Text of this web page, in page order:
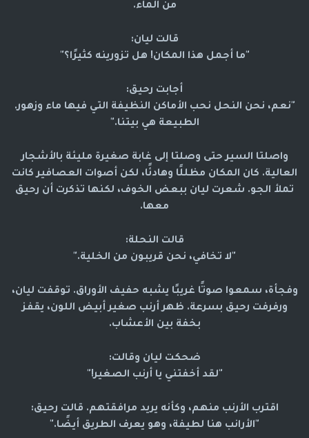
من الماء.
قالت ليان:
"ما أجمل هذا المكان! هل تزورينه كثيرًا؟"
أجابت رحيق:
"نعم، نحن النحل نحب الأماكن النظيفة التي فيها ماء وزهور.
الطبيعة هي بيتنا."
واصلتا السير حتى وصلتا إلى غابة صغيرة مليئة بالأشجار
العالية. كان المكان مظللًا وهادئًا، لكن أصوات العصافير كانت
تملأ الجو. شعرت ليان ببعض الخوف، لكنها تذكرت أن رحيق
معها.
قالت النحلة:
"لا تخافي، نحن قريبون من الخلية."
وفجأة، سمعوا صوتًا غريبًا يشبه حفيف الأوراق. توقفت ليان،
ورفرفت رحيق بسرعة. ظهر أرنب صغير أبيض اللون، يقفز
بخفة بين الأعشاب.
ضحكت ليان وقالت:
"لقد أخفتني يا أرنب الصغير!"
اقترب الأرنب منهم، وكأنه يريد مرافقتهم. قالت رحيق:
"الأرانب هنا لطيفة، وهو يعرف الطريق أيضًا."